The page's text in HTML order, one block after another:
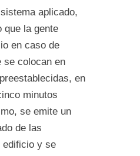
aplicado,
que la gente
en caso de
se colocan en
en
minutos
se emite un
de las
edificio y se